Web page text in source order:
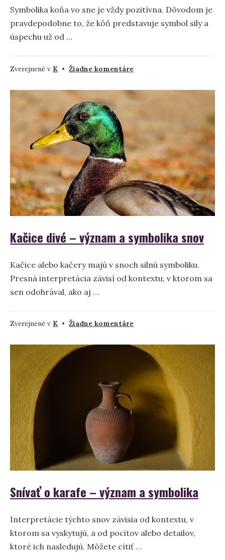
Symbolika koňa vo sne je vždy pozitívna. Dôvodom je
pravdepodobne to, že kôň predstavuje symbol sily a
úspechu už od …
Zverejnené v K • Žiadne komentárena
–
význam
sne
Kačice divé – význam a symbolika snov
Kačice alebo kačery majú v snoch silnú symboliku.
Presná interpretácia závisí od kontextu, v ktorom sa
sen odohrával, ako aj …
Zverejnené v K • Žiadne komentárena
divé
význam
symbolika
snov
Snívať o karafe – význam a symbolika
Interpretácie týchto snov závisia od kontextu, v
ktorom sa vyskytujú, a od pocitov alebo detailov,
ktoré ich nasledujú. Môžete cítiť …